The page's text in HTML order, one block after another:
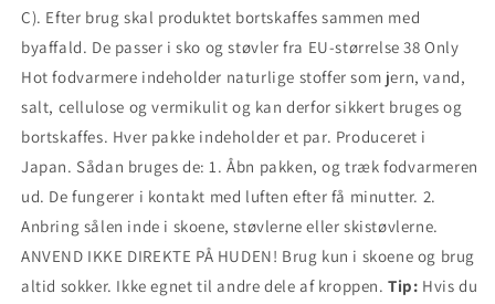
C). Efter brug skal produktet bortskaffes sammen med
byaffald. De passer i sko og støvler fra EU-størrelse 38 Only
Hot fodvarmere indeholder naturlige stoffer som jern, vand,
salt, cellulose og vermikulit og kan derfor sikkert bruges og
bortskaffes. Hver pakke indeholder et par. Produceret i
Japan. Sådan bruges de: 1. Åbn pakken, og træk fodvarmeren
ud. De fungerer i kontakt med luften efter få minutter. 2.
Anbring sålen inde i skoene, støvlerne eller skistøvlerne.
ANVEND IKKE DIREKTE PÅ HUDEN! Brug kun i skoene og brug
altid sokker. Ikke egnet til andre dele af kroppen.Tip: Hvis du